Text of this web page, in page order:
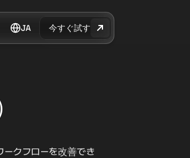
クフローを改善でき
JA 今すぐ試す